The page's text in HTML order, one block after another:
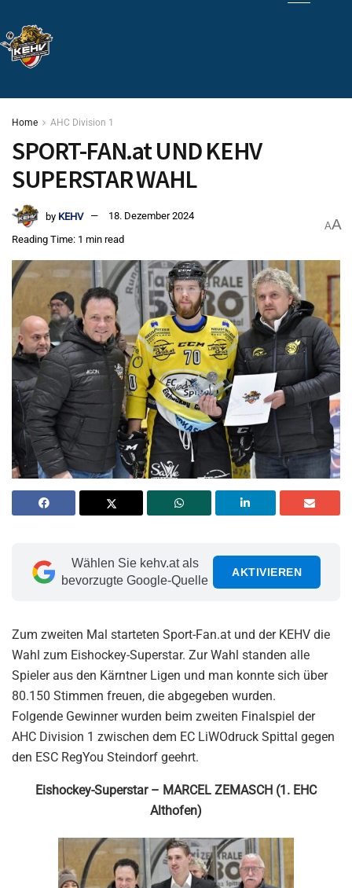
Home AHC Division 1
SPORT-FAN.at UND KEHV
SUPERSTAR WAHL
by KEHV
18. Dezember 2024
Reading Time: 1 min read
AA
Wählen Sie kehv.at als
bevorzugte Google-Quelle
AKTIVIEREN
Zum zweiten Mal starteten Sport-Fan.at und der KEHV die
Wahl zum Eishockey-Superstar. Zur Wahl standen alle
Spieler aus den Kärntner Ligen und man konnte sich über
80.150 Stimmen freuen, die abgegeben wurden.
Folgende Gewinner wurden beim zweiten Finalspiel der
AHC Division 1 zwischen dem EC LiWOdruck Spittal gegen
den ESC RegYou Steindorf geehrt.
Eishockey-Superstar – MARCEL ZEMASCH (1. EHC
Althofen)